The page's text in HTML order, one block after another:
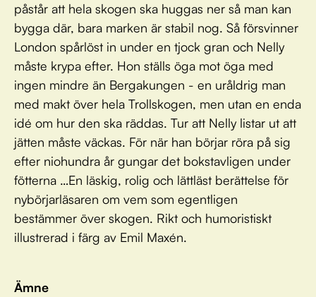
påstår att hela skogen ska huggas ner så man kan
bygga där, bara marken är stabil nog. Så försvinner
London spårlöst in under en tjock gran och Nelly
måste krypa efter. Hon ställs öga mot öga med
ingen mindre än Bergakungen - en uråldrig man
med makt över hela Trollskogen, men utan en enda
idé om hur den ska räddas. Tur att Nelly listar ut att
jätten måste väckas. För när han börjar röra på sig
efter niohundra år gungar det bokstavligen under
fötterna …En läskig, rolig och lättläst berättelse för
nybörjarläsaren om vem som egentligen
bestämmer över skogen. Rikt och humoristiskt
illustrerad i färg av Emil Maxén.
Ämne